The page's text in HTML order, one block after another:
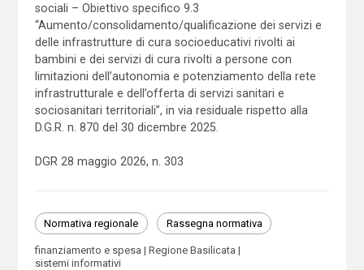
sociali – Obiettivo specifico 9.3
“Aumento/consolidamento/qualificazione dei servizi e
delle infrastrutture di cura socioeducativi rivolti ai
bambini e dei servizi di cura rivolti a persone con
limitazioni dell’autonomia e potenziamento della rete
infrastrutturale e dell’offerta di servizi sanitari e
sociosanitari territoriali”, in via residuale rispetto alla
D.G.R. n. 870 del 30 dicembre 2025.
DGR 28 maggio 2026, n. 303
Normativa regionale Rassegna normativa
finanziamento e spesa
Regione Basilicata
sistemi informativi